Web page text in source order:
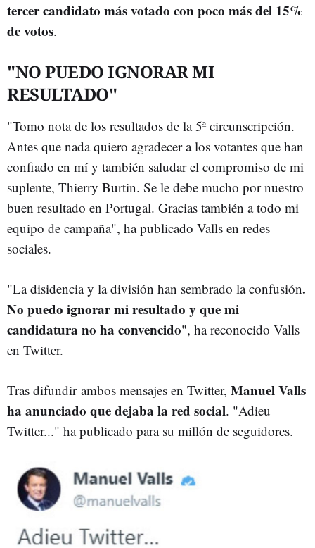
tercer candidato más votado con poco más del 15%
de votos.
"NO PUEDO IGNORAR MI
RESULTADO"
"Tomo nota de los resultados de la 5ª circunscripción.
Antes que nada quiero agradecer a los votantes que han
confiado en mí y también saludar el compromiso de mi
suplente, Thierry Burtin. Se le debe mucho por nuestro
buen resultado en Portugal. Gracias también a todo mi
equipo de campaña", ha publicado Valls en redes
sociales.
"La disidencia y la división han sembrado la confusión.
No puedo ignorar mi resultado y que mi
candidatura no ha convencido", ha reconocido Valls
en Twitter.
Tras difundir ambos mensajes en Twitter, Manuel Valls
ha anunciado que dejaba la red social. "Adieu
Twitter..." ha publicado para su millón de seguidores.